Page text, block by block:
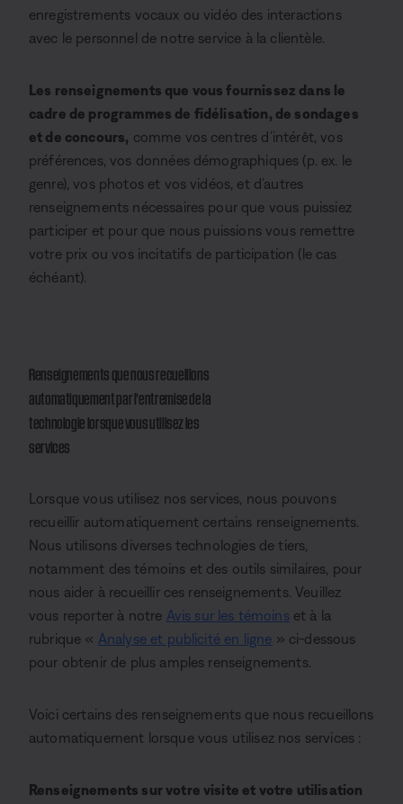
enregistrements vocaux ou vidéo des interactions
avec le personnel de notre service à la clientèle.
Les renseignements que vous fournissez dans le
cadre de programmes de fidélisation, de sondages
et de concours, comme vos centres d’intérêt, vos
préférences, vos données démographiques (p. ex. le
genre), vos photos et vos vidéos, et d’autres
renseignements nécessaires pour que vous puissiez
participer et pour que nous puissions vous remettre
votre prix ou vos incitatifs de participation (le cas
échéant).
Renseignements que nous recueillons
automatiquement par l’entremise de la
technologie lorsque vous utilisez les
services
Lorsque vous utilisez nos services, nous pouvons
recueillir automatiquement certains renseignements.
Nous utilisons diverses technologies de tiers,
notamment des témoins et des outils similaires, pour
nous aider à recueillir ces renseignements. Veuillez
vous reporter à notre Avis sur les témoinset à la
rubrique « Analyse et publicité en ligne » ci-dessous
pour obtenir de plus amples renseignements.
Voici certains des renseignements que nous recueillons
automatiquement lorsque vous utilisez nos services :
Renseignements sur votre visite et votre utilisation